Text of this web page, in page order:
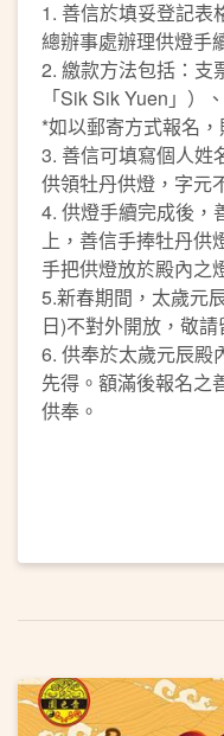
1. 善信於填妥登記表
總辦事處辦理供燈手
2. 繳款方法包括：支
「Sik Sik Yuen」）
*如以郵寄方式報名
3. 善信可填寫個人姓
供領牡丹供燈，字元
4. 供燈手續完成後，
上，善信手捧牡丹
手把供燈放於殿內之
5.新春期間，太歲元
日)不對外開放，敬請
6. 供奉於太歲元辰殿
先得。額滿後報名之
供奉。